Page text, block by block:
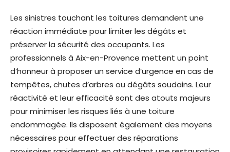
Les sinistres touchant les toitures demandent une
réaction immédiate pour limiter les dégâts et
préserver la sécurité des occupants. Les
professionnels à Aix-en-Provence mettent un point
d’honneur à proposer un service d’urgence en cas de
tempêtes, chutes d’arbres ou dégâts soudains. Leur
réactivité et leur efficacité sont des atouts majeurs
pour minimiser les risques liés à une toiture
endommagée. Ils disposent également des moyens
nécessaires pour effectuer des réparations